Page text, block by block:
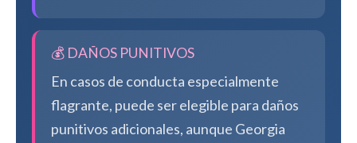
💰 DAÑOS PUNITIVOS
En casos de conducta especialmente
flagrante, puede ser elegible para daños
punitivos adicionales, aunque Georgia